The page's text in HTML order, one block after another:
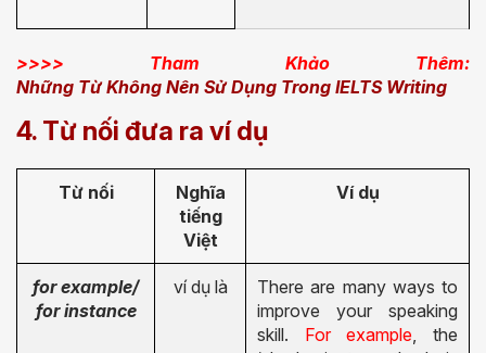
>>>> Tham Khảo Thêm:
Những Từ Không Nên Sử Dụng Trong IELTS Writing
4. Từ nối đưa ra ví dụ
Từ nối
Nghĩa
tiếng
Việt
Ví dụ
for example/
for instance
ví dụ là
There are many ways to
improve your speaking
skill. For example , the